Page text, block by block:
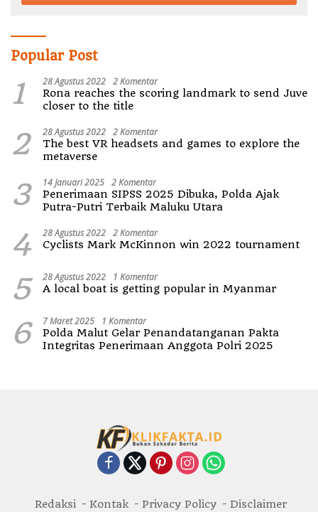
Popular Post
1 28 Agustus 2022 2 Komentar
Rona reaches the scoring landmark to send Juve
closer to the title
2 28 Agustus 2022 2 Komentar
The best VR headsets and games to explore the
metaverse
3 14 Januari 2025 2 Komentar
Penerimaan SIPSS 2025 Dibuka, Polda Ajak
Putra-Putri Terbaik Maluku Utara
4 28 Agustus 2022 2 Komentar
Cyclists Mark McKinnon win 2022 tournament
5 28 Agustus 2022 1 Komentar
A local boat is getting popular in Myanmar
6 7 Maret 2025 1 Komentar
Polda Malut Gelar Penandatanganan Pakta
Integritas Penerimaan Anggota Polri 2025
Redaksi Kontak Privacy Policy Disclaimer